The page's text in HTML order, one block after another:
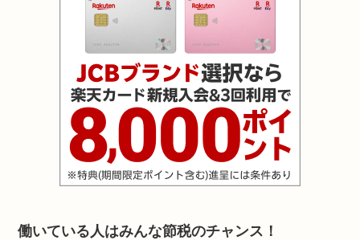
働いている人はみんな節税のチャンス！